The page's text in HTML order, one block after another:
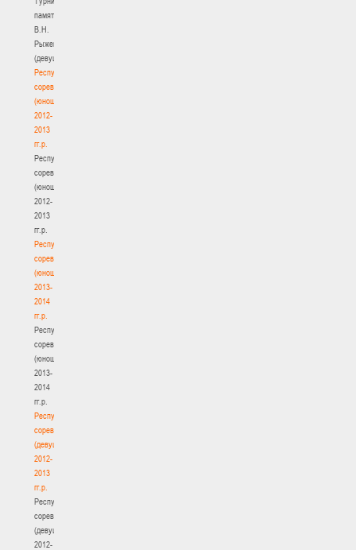
памяти
В.Н.
Рыженкова
(девушки)
Республиканские
соревнования
(юноши)
2012-
2013
гг.р.
Республиканские
соревнования
(юноши)
2012-
2013
гг.р.
Республиканские
соревнования
(юноши)
2013-
2014
гг.р.
Республиканские
соревнования
(юноши)
2013-
2014
гг.р.
Республиканские
соревнования
(девушки)
2012-
2013
гг.р.
Республиканские
соревнования
(девушки)
2012-